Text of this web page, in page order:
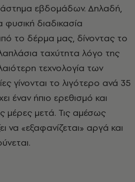
εβδομάδων. Δηλαδή,
φυσική διαδικασία
το δέρμα μας, δίνοντας το
ταχύτητα λόγο της
τεχνολογία των
γίνονται το λιγότερο ανά 35
έναν ήπιο ερεθισμό και
μέρες μετά. Τις αμέσως
«εξαφανίζεται» αργά και